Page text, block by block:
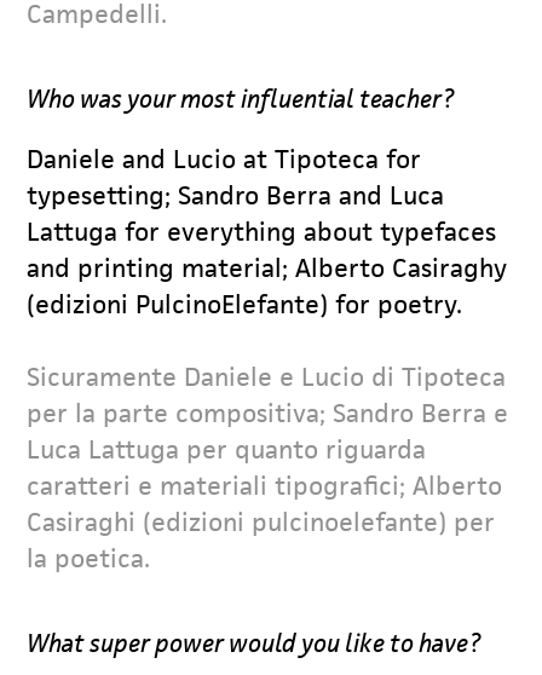
Campedelli.
Who was your most influential teacher?
Daniele and Lucio at Tipoteca for
typesetting; Sandro Berra and Luca
Lattuga for everything about typefaces
and printing material; Alberto Casiraghy
(edizioni PulcinoElefante) for poetry.
Sicuramente Daniele e Lucio di Tipoteca
per la parte compositiva; Sandro Berra e
Luca Lattuga per quanto riguarda
caratteri e materiali tipografici; Alberto
Casiraghi (edizioni pulcinoelefante) per
la poetica.
What super power would you like to have?